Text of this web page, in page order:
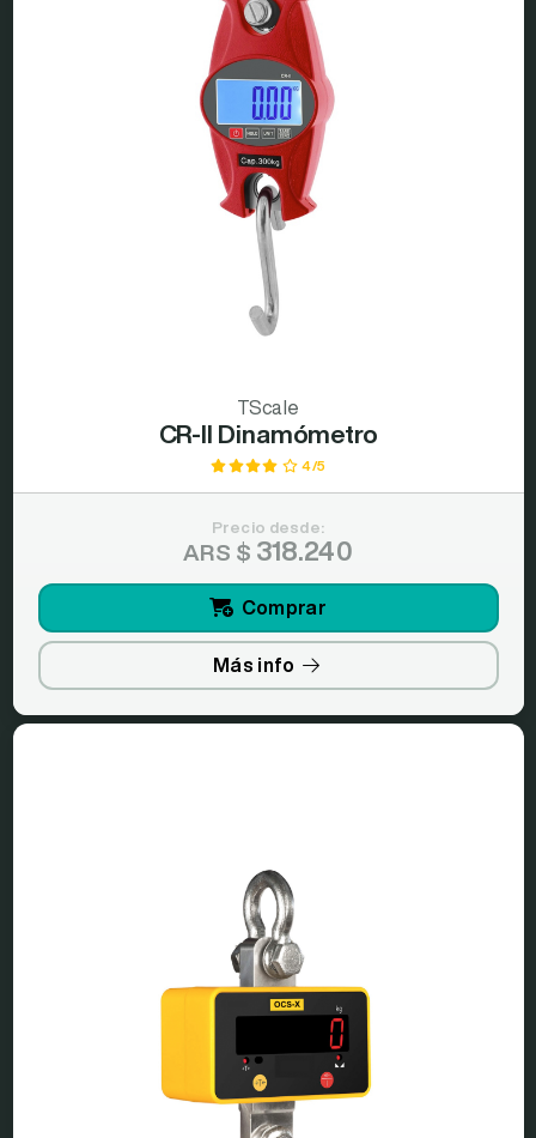
TScale
CR-II Dinamómetro
4/5
Precio desde:
ARS $ 318.240
Comprar
Más info